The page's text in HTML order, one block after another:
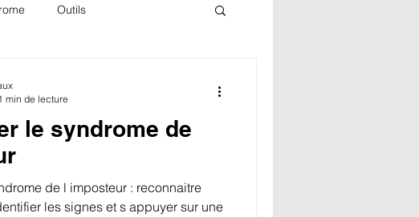
Outils
Carl Gustav Jung
Science de la fiction
le syndrome de
de l imposteur : reconnaitre
les signes et s appuyer sur une
min de lecture